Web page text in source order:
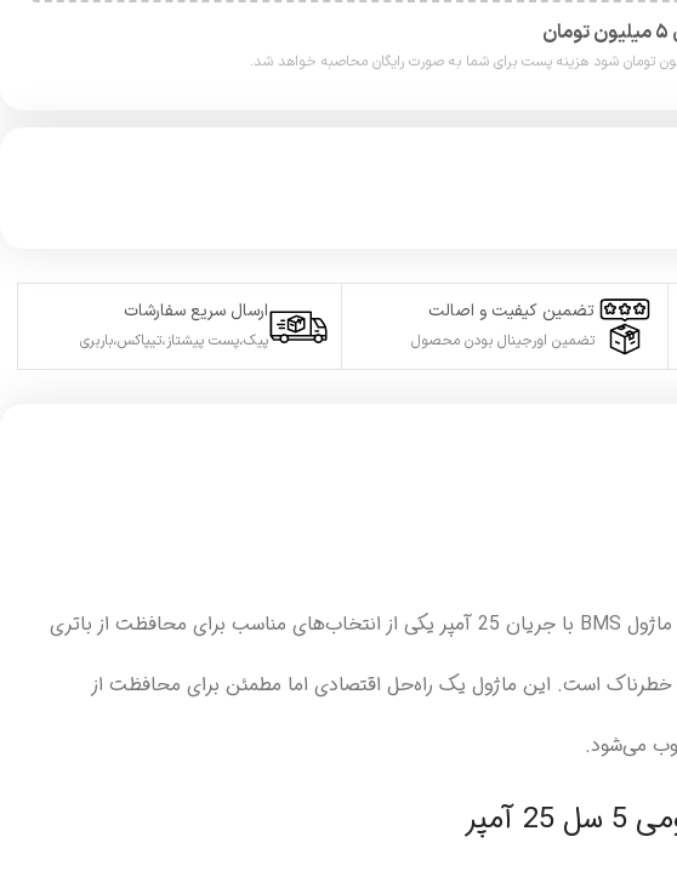
تضمین کیفیت و اصالت
تضمین اورجینال بودن محصول
ارسال سریع سفارشات
پیک،پست پیشتاز،تیپاکس،باربری
اگر از پک‌های باتری 5 سل لیتیوم یونی (18.5 ولت) استفاده می‌کنید، ماژول BMS با جریان 25 آمپر یکی از انتخاب‌های مناسب برای محافظت از باتری
خطرناک است. این ماژول یک راه‌حل اقتصادی اما مطمئن برای محافظت از
می‌شود.